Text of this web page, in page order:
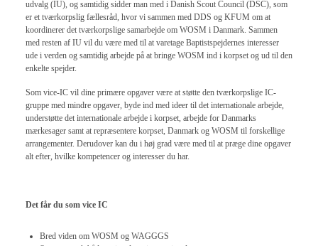
udvalg (IU), og samtidig sidder man med i Danish Scout Council (DSC), som
er et tværkorpslig fællesråd, hvor vi sammen med DDS og KFUM om at
koordinerer det tværkorpslige samarbejde om WOSM i Danmark. Sammen
med resten af IU vil du være med til at varetage Baptistspejdernes interesser
ude i verden og samtidig arbejde på at bringe WOSM ind i korpset og ud til den
enkelte spejder.
Som vice-IC vil dine primære opgaver være at støtte den tværkorpslige IC-
gruppe med mindre opgaver, byde ind med ideer til det internationale arbejde,
understøtte det internationale arbejde i korpset, arbejde for Danmarks
mærkesager samt at repræsentere korpset, Danmark og WOSM til forskellige
arrangementer. Derudover kan du i høj grad være med til at præge dine opgaver
alt efter, hvilke kompetencer og interesser du har.
Det får du som vice IC
Bred viden om WOSM og WAGGGS